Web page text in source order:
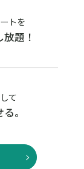
トを
題！
て
。